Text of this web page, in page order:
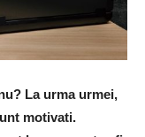
La urma urmei,
motivati.